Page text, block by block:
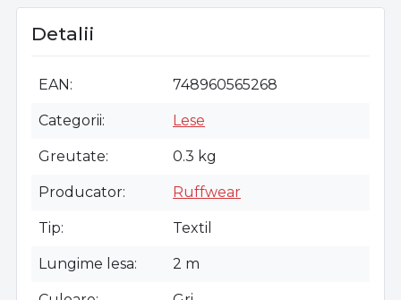
Detalii
EAN 748960565268
Categorii Lese
Greutate 0.3 kg
Producator Ruffwear
Tip Textil
Lungime lesa 2 m